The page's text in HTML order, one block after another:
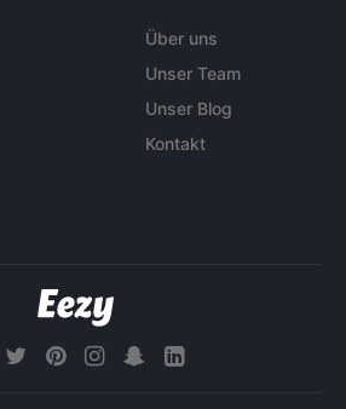
Über uns
Unser Team
Unser Blog
Kontakt